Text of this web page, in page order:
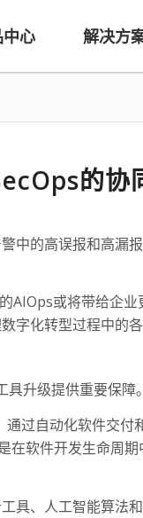
心 解决方
的协
中的高误报和高漏
AIOps或将带给企
化转型过程中的
升级提供重要保障。
过自动化软件交付
软件开发生命周
具、人工智能算法